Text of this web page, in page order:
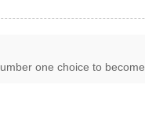
one choice to